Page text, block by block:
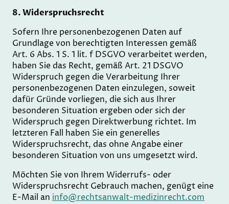
8. Widerspruchsrecht
Sofern Ihre personenbezogenen Daten auf
Grundlage von berechtigten Interessen gemäß
Art. 6 Abs. 1 S. 1 lit. f DSGVO verarbeitet werden,
haben Sie das Recht, gemäß Art. 21 DSGVO
Widerspruch gegen die Verarbeitung Ihrer
personenbezogenen Daten einzulegen, soweit
dafür Gründe vorliegen, die sich aus Ihrer
besonderen Situation ergeben oder sich der
Widerspruch gegen Direktwerbung richtet. Im
letzteren Fall haben Sie ein generelles
Widerspruchsrecht, das ohne Angabe einer
besonderen Situation von uns umgesetzt wird.
Möchten Sie von Ihrem Widerrufs- oder
Widerspruchsrecht Gebrauch machen, genügt eine
E-Mail an info@rechtsanwalt-medizinrecht.com